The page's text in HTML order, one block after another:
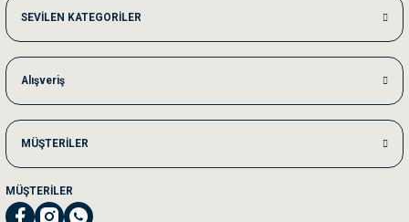
Ka***** Ar******
Ufak bir sorun harici sorun olmadı sağolsunlar onuda hemen çözdüler
SEVİLEN KATEGORİLER
Alışveriş
MÜŞTERİLER
MÜŞTERİLER